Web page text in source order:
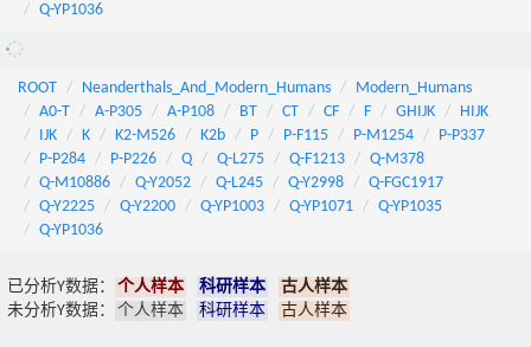
Q-YP1036
ROOT Neanderthals_And_Modern_Humans
Modern_Humans
A0-T
A-P305 A-P108 BT CT CF F GHIJK
HIJK
IJK
K K2-M526 K2b P P-F115 P-M1254
P-P337
P-P284
P-P226 Q Q-L275 Q-F1213
Q-M378
Q-M10886
Q-Y2052 Q-L245 Q-Y2998
Q-FGC1917
Q-Y2225
Q-Y2200 Q-YP1003 Q-YP1071
Q-YP1035
Q-YP1036
已分析Y数据： 个人样本 科研样本
古人样本
未分析Y数据：
个人样本 科研样本 古人样本